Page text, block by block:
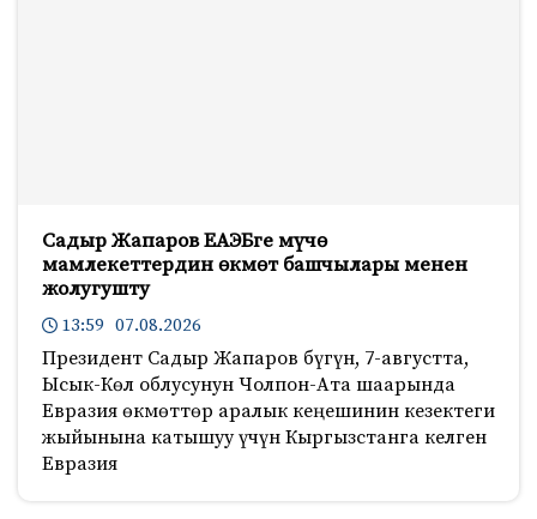
Садыр Жапаров ЕАЭБге мүчө
мамлекеттердин өкмөт башчылары менен
жолугушту
13:59 07.08.2026
Президент Садыр Жапаров бүгүн, 7-августта,
Ысык-Көл облусунун Чолпон-Ата шаарында
Евразия өкмөттөр аралык кеңешинин кезектеги
жыйынына катышуу үчүн Кыргызстанга келген
Евразия